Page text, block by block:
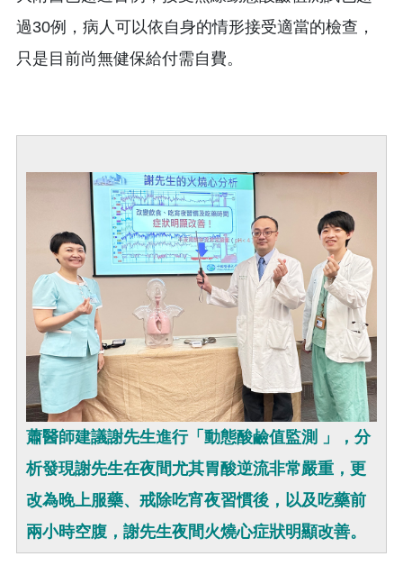
過30例，病人可以依自身的情形接受適當的檢查，
只是目前尚無健保給付需自費。
蕭醫師建議謝先生進行「動態酸鹼值監測 」，分
析發現謝先生在夜間尤其胃酸逆流非常嚴重，更
改為晚上服藥、戒除吃宵夜習慣後，以及吃藥前
兩小時空腹，謝先生夜間火燒心症狀明顯改善。